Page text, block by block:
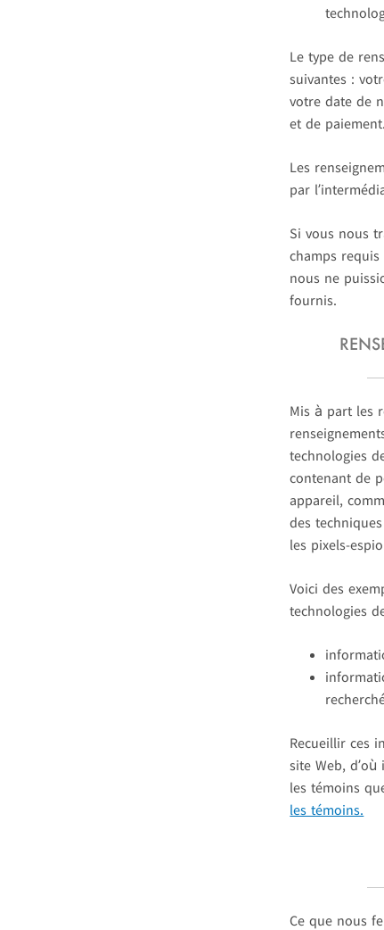
Le type de
suivantes :
votre date de
et de paiement.
Les
par
Si vous nous
champs
nous ne
fournis.
Mis à part les
technologies
contenant de
appareil,
des
les pixels-
Voici des
technologies
Recueillir ces
site Web,
les témoins
les témoins.
Ce que nous